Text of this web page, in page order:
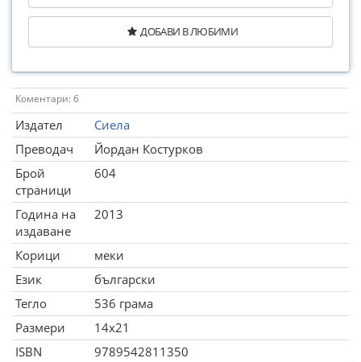
ДОБАВИ В ЛЮБИМИ
Коментари: 6
Издател
Сиела
Преводач
Йордан Костурков
Брой
страници
604
Година на
издаване
2013
Корици
меки
Език
български
Тегло
536 грама
Размери
14x21
ISBN
9789542811350